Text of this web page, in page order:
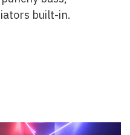
built-in.